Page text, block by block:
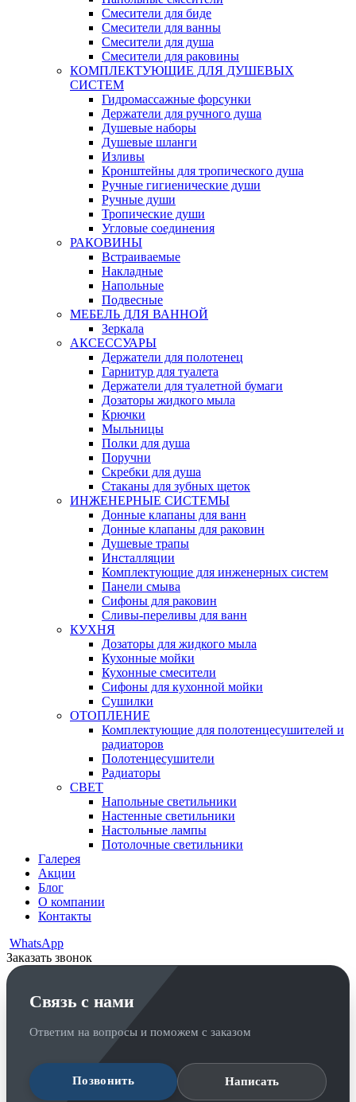
Смесители для биде
Смесители для ванны
Смесители для душа
Смесители для раковины
КОМПЛЕКТУЮЩИЕ ДЛЯ ДУШЕВЫХ
СИСТЕМ
Гидромассажные форсунки
Держатели для ручного душа
Душевые наборы
Душевые шланги
Изливы
Кронштейны для тропического душа
Ручные гигиенические души
Ручные души
Тропические души
Угловые соединения
РАКОВИНЫ
Встраиваемые
Накладные
Напольные
Подвесные
МЕБЕЛЬ ДЛЯ ВАННОЙ
Зеркала
АКСЕССУАРЫ
Держатели для полотенец
Гарнитур для туалета
Держатели для туалетной бумаги
Дозаторы жидкого мыла
Крючки
Мыльницы
Полки для душа
Поручни
Скребки для душа
Стаканы для зубных щеток
ИНЖЕНЕРНЫЕ СИСТЕМЫ
Донные клапаны для ванн
Донные клапаны для раковин
Душевые трапы
Инсталляции
Комплектующие для инженерных систем
Панели смыва
Сифоны для раковин
Сливы-переливы для ванн
КУХНЯ
Дозаторы для жидкого мыла
Кухонные мойки
Кухонные смесители
Сифоны для кухонной мойки
Сушилки
ОТОПЛЕНИЕ
Комплектующие для полотенцесушителей и
радиаторов
Полотенцесушители
Радиаторы
СВЕТ
Напольные светильники
Настенные светильники
Настольные лампы
Потолочные светильники
Галерея
Акции
Блог
О компании
Контакты
WhatsApp
Заказать звонок
Связь с нами
Ответим на вопросы и поможем с заказом
Позвонить Написать